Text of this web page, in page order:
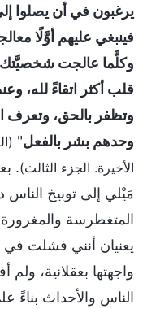
يرغبون في أن يصلوا
فينبغي عليهم أوَّلًا
وكلَّما عالجت شخصيَّتك
قلب أكثر اتقاءً لله،
وتظفر بالحق، وتعرف
وحدهم بشر بالفعل"
الأخيرة. الجزء الثالث).
مَيْلي إلى توبيخ
المتغطرسة
يعنيان أنني فشلت في
واجهتها بعقلانية،
الناس والأحداث بناءً